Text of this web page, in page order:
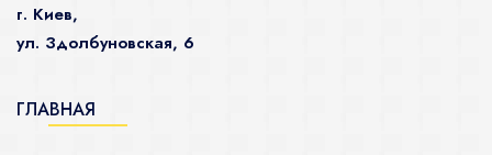
г. Киев,
ул. Здолбуновская, 6
ГЛАВНАЯ